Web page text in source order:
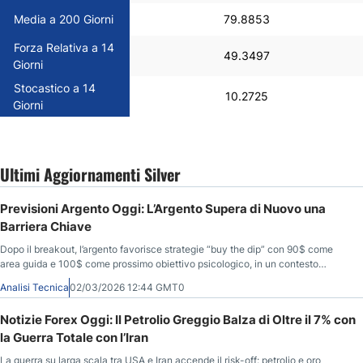
Media a 200 Giorni 79.8853
Forza Relativa a 14
Giorni
49.3497
Stocastico a 14
Giorni
10.2725
Ultimi Aggiornamenti Silver
Previsioni Argento Oggi: L’Argento Supera di Nuovo una
Barriera Chiave
Dopo il breakout, l’argento favorisce strategie “buy the dip” con 90$ come
area guida e 100$ come prossimo obiettivo psicologico, in un contesto
potenzialmente volatile.
Analisi Tecnica02/03/2026 12:44 GMT0
Notizie Forex Oggi: Il Petrolio Greggio Balza di Oltre il 7% con
la Guerra Totale con l’Iran
La guerra su larga scala tra USA e Iran accende il risk-off: petrolio e oro